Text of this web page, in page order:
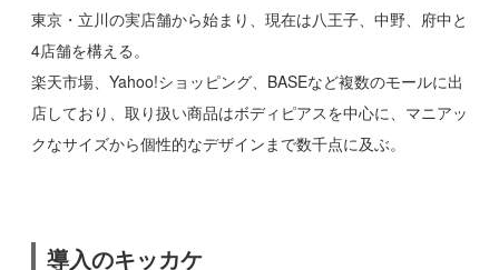
東京・立川の実店舗から始まり、現在は八王子、中野、府中と
4店舗を構える。
楽天市場、Yahoo!ショッピング、BASEなど複数のモールに出
店しており、取り扱い商品はボディピアスを中心に、マニアッ
クなサイズから個性的なデザインまで数千点に及ぶ。
導入のキッカケ